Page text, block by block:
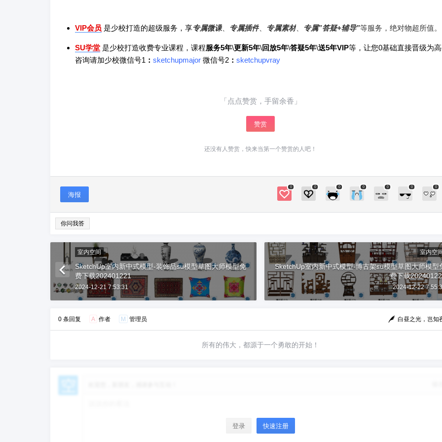
VIP会员 是少校打造的超级服务，享专属微课 专属插件 专属素材 专属”答疑+辅导”等服务，绝对物超所值。
SU学堂 是少校打造收费专业课程，课程服务5年\更新5年\回放5年\答疑5年\送5年VIP等，让您0基础直接晋级为
咨询请加少校微信号1 ： sketchupmajor 微信号2 ： sketchupvray
「点点赞赏，手留余香」
赞赏
还没有人赞赏，快来当第一个赞赏的人吧！
海报
0 0 0 0 0 0 0
你问我答
放5年\答疑5年\送5年VIP等，让您0基础直接晋级
r 微信号2：sketchupvray 0 收藏
室内空间
SketchUp室内新中式模型-装饰品su模型草图大师模型免
费下载202401221
2024-12-21 7:53:31
室内空
SketchUp室内新中式模型-博古架su模型草图大师模型
费下载
2024-12-22
0 条回复 A 作者 M 管理员 白昼之光，岂知
所有的伟大，都源于一个勇敢的开始！
登录 快速注册